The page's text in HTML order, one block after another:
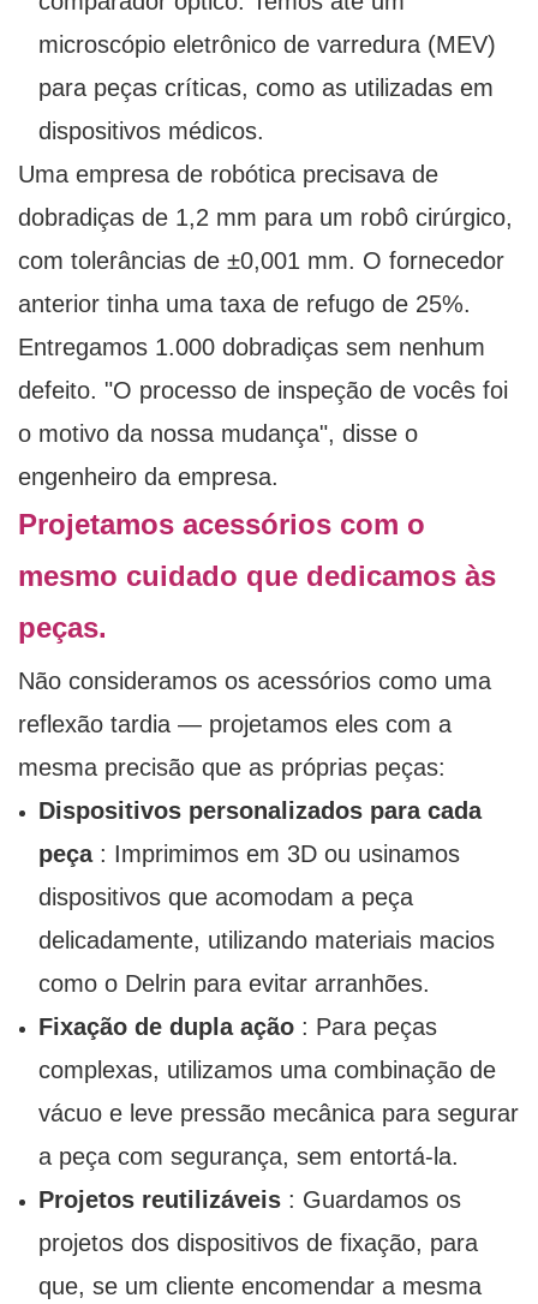
microscópio eletrônico de varredura (MEV)
para peças críticas, como as utilizadas em
dispositivos médicos.
Uma empresa de robótica precisava de
dobradiças de 1,2 mm para um robô cirúrgico,
com tolerâncias de ±0,001 mm. O fornecedor
anterior tinha uma taxa de refugo de 25%.
Entregamos 1.000 dobradiças sem nenhum
defeito. "O processo de inspeção de vocês foi
o motivo da nossa mudança", disse o
engenheiro da empresa.
Projetamos acessórios com o
mesmo cuidado que dedicamos às
peças.
Não consideramos os acessórios como uma
reflexão tardia — projetamos eles com a
mesma precisão que as próprias peças:
Dispositivos personalizados para cada
peça: Imprimimos em 3D ou usinamos
dispositivos que acomodam a peça
delicadamente, utilizando materiais macios
como o Delrin para evitar arranhões.
Fixação de dupla ação: Para peças
complexas, utilizamos uma combinação de
vácuo e leve pressão mecânica para segurar
a peça com segurança, sem entortá-la.
Projetos reutilizáveis: Guardamos os
projetos dos dispositivos de fixação, para
que, se um cliente encomendar a mesma